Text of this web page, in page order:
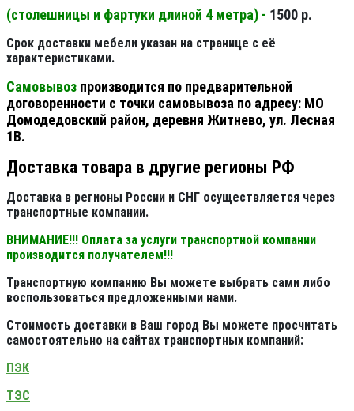
(столешницы и фартуки длиной 4 метра) - 1500 р.
Срок доставки мебели указан на странице с её
характеристиками.
Самовывоз производится по предварительной
договоренности с точки самовывоза по адресу: МО
Домодедовский район, деревня Житнево, ул. Лесная
1В.
Доставка товара в другие регионы РФ
Доставка в регионы России и СНГ осуществляется через
транспортные компании.
ВНИМАНИЕ!!! Оплата за услуги транспортной компании
производится получателем!!!
Транспортную компанию Вы можете выбрать сами либо
воспользоваться предложенными нами.
Стоимость доставки в Ваш город Вы можете просчитать
самостоятельно на сайтах транспортных компаний:
ПЭК
ТЭС